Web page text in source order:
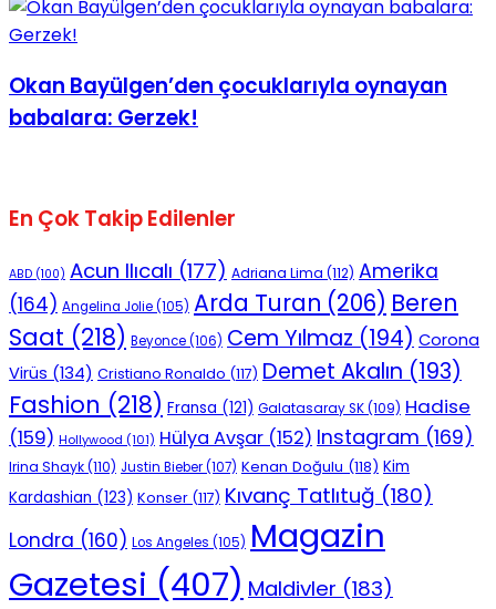
View All Result
Okan Bayülgen’den çocuklarıyla oynayan
babalara: Gerzek!
En Çok Takip Edilenler
ABD (100) Acun Ilıcalı (177) Adriana Lima (112) Amerika
(164) Angelina Jolie(105) Arda Turan (206) Beren
Saat (218) Beyonce(106) Cem Yılmaz (194) Corona
Virüs (134) Cristiano Ronaldo (117) Demet Akalın (193)
Fashion (218) Fransa (121) Galatasaray SK(109) Hadise
(159) Hollywood (101) Hülya Avşar (152) Instagram (169)
Irina Shayk(110) Justin Bieber(107) Kenan Doğulu (118) Kim
Kardashian (123) Konser (117) Kıvanç Tatlıtuğ (180)
Londra (160) Los Angeles (105) Magazin
Gazetesi (407) Maldivler (183)